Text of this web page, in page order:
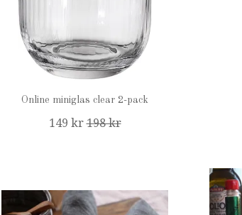
Online miniglas clear 2-pack
149 kr198 kr